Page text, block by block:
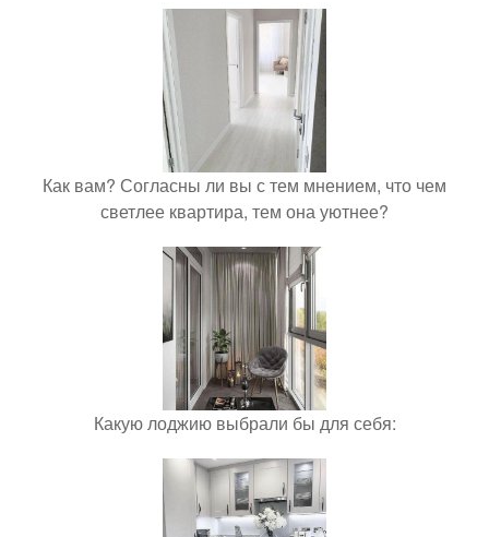
Как вам? Согласны ли вы с тем мнением, что чем
светлее квартира, тем она уютнее?
Какую лоджию выбрали бы для себя: